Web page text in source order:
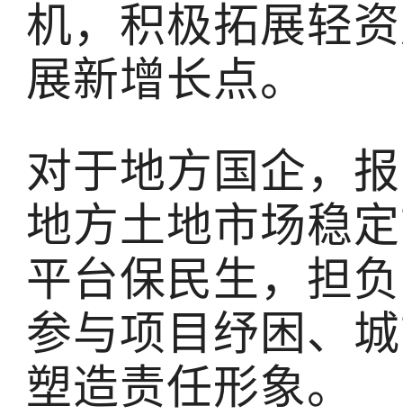
机，积极拓展轻
展新增长点。
对于地方国企，
地方土地市场稳
平台保民生，担
参与项目纾困、
塑造责任形象。